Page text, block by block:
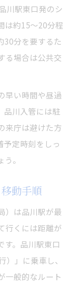
川駅東口発のシ
は約15〜20分程
30分を要するた
る場合は公共交
早い時間や昼過
品川入管には駐
来庁は避けた方
予定時刻をしっ
。
動手順
）は品川駅が最
行くには距離が
す。品川駅東口
」に乗車し、
一般的なルート